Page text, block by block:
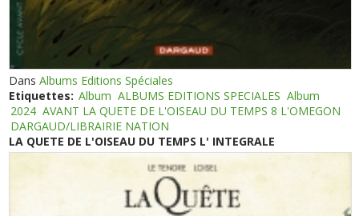
DansAlbums Editions Spéciales
Etiquettes: Album ALBUMS EDITIONS SPECIALES Album
2024 AVANT LA QUETE DE L'OISEAU DU TEMPS 8 L'OMEGON
DARGAUD/LIBRAIRIE NATION
LA QUETE DE L'OISEAU DU TEMPS L' INTEGRALE